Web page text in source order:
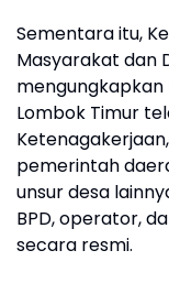
Sementara itu,
Masyarakat dan
Lombok Timur
pemerintah
unsur desa
BPD, operator,
secara resmi.